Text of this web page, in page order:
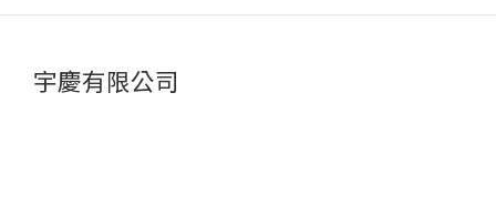
宇慶有限公司